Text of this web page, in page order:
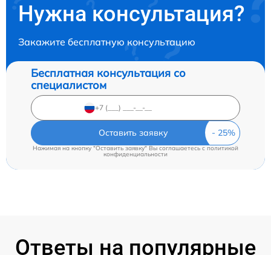
Нужна консультация?
Закажите бесплатную консультацию
Бесплатная консультация со
специалистом
Оставить заявку
Нажимая на кнопку "Оставить заявку" Вы соглашаетесь cполитикой
конфиденциальности
Ответы на популярные